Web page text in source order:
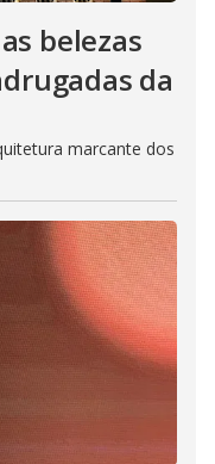
belezas
da
marcante dos